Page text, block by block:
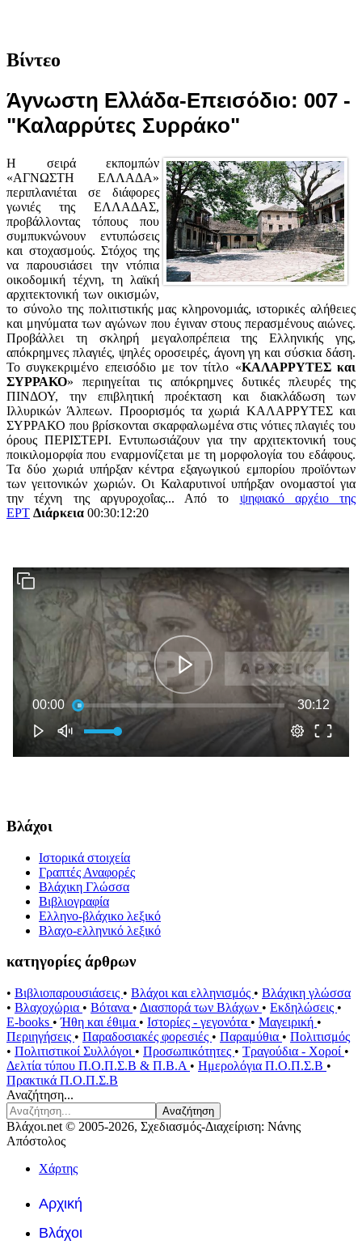
Βίντεο
Άγνωστη Ελλάδα-Επεισόδιο: 007 -
"Καλαρρύτες Συρράκο"
Η σειρά εκπομπών
«ΑΓΝΩΣΤΗ ΕΛΛΑΔΑ»
περιπλανιέται σε διάφορες
γωνιές της ΕΛΛΑΔΑΣ,
προβάλλοντας τόπους που
συμπυκνώνουν εντυπώσεις
και στοχασμούς. Στόχος της
να παρουσιάσει την ντόπια
οικοδομική τέχνη, τη λαϊκή
αρχιτεκτονική των οικισμών,
το σύνολο της πολιτιστικής μας κληρονομιάς, ιστορικές αλήθειες
και μηνύματα των αγώνων που έγιναν στους περασμένους αιώνες.
Προβάλλει τη σκληρή μεγαλοπρέπεια της Ελληνικής γης,
απόκρημνες πλαγιές, ψηλές οροσειρές, άγονη γη και σύσκια δάση.
Το συγκεκριμένο επεισόδιο με τον τίτλο «ΚΑΛΑΡΡΥΤΕΣ και
ΣΥΡΡΑΚΟ» περιηγείται τις απόκρημνες δυτικές πλευρές της
ΠΙΝΔΟΥ, την επιβλητική προέκταση και διακλάδωση των
Ιλλυρικών Άλπεων. Προορισμός τα χωριά ΚΑΛΑΡΡΥΤΕΣ και
ΣΥΡΡΑΚΟ που βρίσκονται σκαρφαλωμένα στις νότιες πλαγιές του
όρους ΠΕΡΙΣΤΕΡΙ. Εντυπωσιάζουν για την αρχιτεκτονική τους
ποικιλομορφία που εναρμονίζεται με τη μορφολογία του εδάφους.
Τα δύο χωριά υπήρξαν κέντρα εξαγωγικού εμπορίου προϊόντων
των γειτονικών χωριών. Οι Καλαρυτινοί υπήρξαν ονομαστοί για
την τέχνη της αργυροχοΐας... Από το ψηφιακό αρχέιο της
ΕΡΤ Διάρκεια 00:30:12:20
Βλάχοι
Ιστορικά στοιχεία
Γραπτές Αναφορές
Βλάχικη Γλώσσα
Βιβλιογραφία
Ελληνο-βλάχικο λεξικό
Βλαχο-ελληνικό λεξικό
κατηγορίες άρθρων
• Βιβλιοπαρουσιάσεις • Βλάχοι και ελληνισμός • Βλάχικη γλώσσα
• Βλαχοχώρια • Βότανα • Διασπορά των Βλάχων • Εκδηλώσεις •
E-books •Ήθη και έθιμα • Ιστορίες - γεγονότα • Μαγειρική •
Περιηγήσεις • Παραδοσιακές φορεσιές • Παραμύθια • Πολιτισμός
• Πολιτιστικοί Συλλόγοι • Προσωπικότητες • Τραγούδια - Χοροί •
Δελτία τύπου Π.Ο.Π.Σ.Β & Π.Β.Α • Ημερολόγια Π.Ο.Π.Σ.Β •
Πρακτικά Π.Ο.Π.Σ.Β
Αναζήτηση...
Αναζήτηση
Βλάχοι.net © 2005-2026, Σχεδιασμός-Διαχείριση: Νάνης
Απόστολος
Χάρτης
Αρχική
Βλάχοι